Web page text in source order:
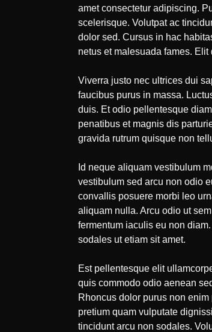
amet consectetur adipiscing.
scelerisque. Volutpat ac
dolor sed. Cursus in hac
netus et malesuada fames.
Viverra justo nec ultrices dui
faucibus purus in massa.
duis. Et odio pellentesque
penatibus et magnis dis
gravida rutrum quisque non
Id neque aliquam vestibulum
vestibulum sed arcu non odio
convallis posuere morbi leo
aliquam nulla. Arcu odio ut
fermentum iaculis eu non
sodales ut etiam sit amet.
Est pellentesque elit
quis commodo odio aenean
Rhoncus dolor purus non
pretium quam vulputate
tincidunt arcu non sodales.